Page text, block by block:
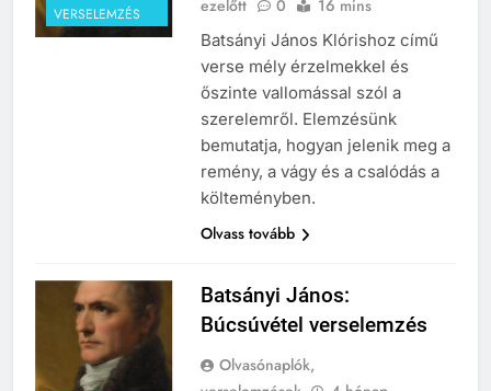
VERSELEMZÉS
ezelőtt 0 16 mins
Batsányi János Klórishoz című
verse mély érzelmekkel és
őszinte vallomással szól a
szerelemről. Elemzésünk
bemutatja, hogyan jelenik meg a
remény, a vágy és a csalódás a
költeményben.
Olvass tovább
Batsányi János:
Búcsúvétel verselemzés
Olvasónaplók,